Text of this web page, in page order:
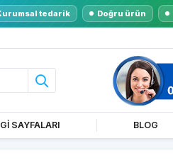
tedarik Doğru ürün
SAYFALARI BLOG